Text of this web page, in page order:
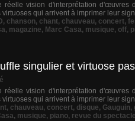
réelle vision d'interprétation d'œuvres
qui arrivent à imprimer leur
, chanson, chant, chauveau, concert,
, magazine, Marc Casa, musique, off,
singulier et virtuose
réelle vision d'interprétation d'œuvres
qui arrivent à imprimer leur
, chauveau, concert, disque, Gauguin,
, musique, piano, revue du spectacle